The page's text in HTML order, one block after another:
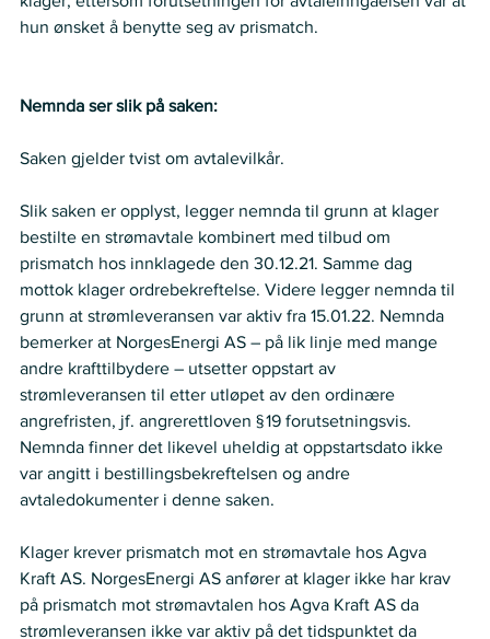
hun ønsket å benytte seg av prismatch.
Nemnda ser slik på saken:
Saken gjelder tvist om avtalevilkår.
Slik saken er opplyst, legger nemnda til grunn at klager
bestilte en strømavtale kombinert med tilbud om
prismatch hos innklagede den 30.12.21. Samme dag
mottok klager ordrebekreftelse. Videre legger nemnda til
grunn at strømleveransen var aktiv fra 15.01.22. Nemnda
bemerker at NorgesEnergi AS – på lik linje med mange
andre krafttilbydere – utsetter oppstart av
strømleveransen til etter utløpet av den ordinære
angrefristen, jf. angrerettloven § 19 forutsetningsvis.
Nemnda finner det likevel uheldig at oppstartsdato ikke
var angitt i bestillingsbekreftelsen og andre
avtaledokumenter i denne saken.
Klager krever prismatch mot en strømavtale hos Agva
Kraft AS. NorgesEnergi AS anfører at klager ikke har krav
på prismatch mot strømavtalen hos Agva Kraft AS da
strømleveransen ikke var aktiv på det tidspunktet da